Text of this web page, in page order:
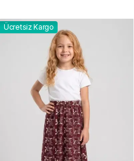
Ücretsiz Kargo